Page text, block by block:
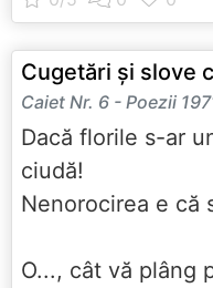
Cugetări și slove
Caiet Nr. 6 - Poezii
Dacă florile s-ar
ciudă!
Nenorocirea e că
O..., cât vă plâng